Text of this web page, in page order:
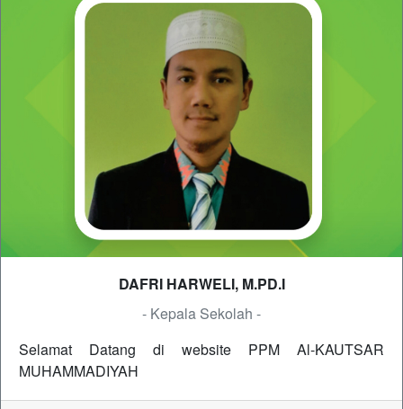
DAFRI HARWELI, M.PD.I
- Kepala Sekolah -
Selamat Datang di website PPM Al-KAUTSAR
MUHAMMADIYAH